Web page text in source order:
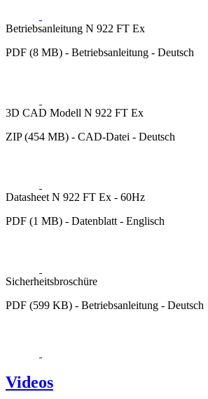
Betriebsanleitung N 922 FT Ex
PDF (8 MB) - Betriebsanleitung - Deutsch
3D CAD Modell N 922 FT Ex
ZIP (454 MB) - CAD-Datei - Deutsch
Datasheet N 922 FT Ex - 60Hz
PDF (1 MB) - Datenblatt - Englisch
Sicherheitsbroschüre
PDF (599 KB) - Betriebsanleitung - Deutsch
Videos